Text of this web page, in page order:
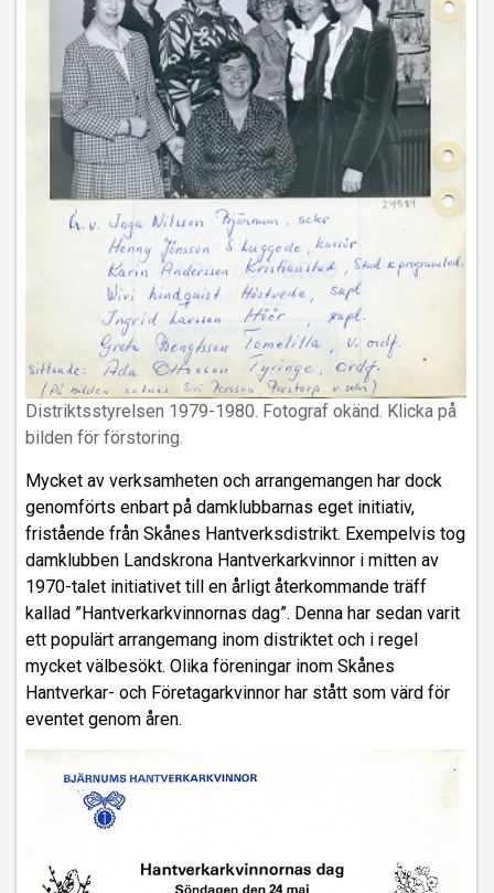
Distriktsstyrelsen 1979-1980. Fotograf okänd. Klicka på
bilden för förstoring.
Mycket av verksamheten och arrangemangen har dock
genomförts enbart på damklubbarnas eget initiativ,
fristående från Skånes Hantverksdistrikt. Exempelvis tog
damklubben Landskrona Hantverkarkvinnor i mitten av
1970-talet initiativet till en årligt återkommande träff
kallad ”Hantverkarkvinnornas dag”. Denna har sedan varit
ett populärt arrangemang inom distriktet och i regel
mycket välbesökt. Olika föreningar inom Skånes
Hantverkar- och Företagarkvinnor har stått som värd för
eventet genom åren.